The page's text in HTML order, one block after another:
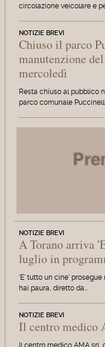
circolazione veicolare e
NOTIZIE BREVI
Chiuso il parco
manutenzione
mercoledì
Resta chiuso al pubblico
parco comunale
NOTIZIE BREVI
A Torano arriva
luglio in
'E' tutto un cine'
hai paura, diretto da…
NOTIZIE BREVI
Il centro medico
Il centro medico AMA srl